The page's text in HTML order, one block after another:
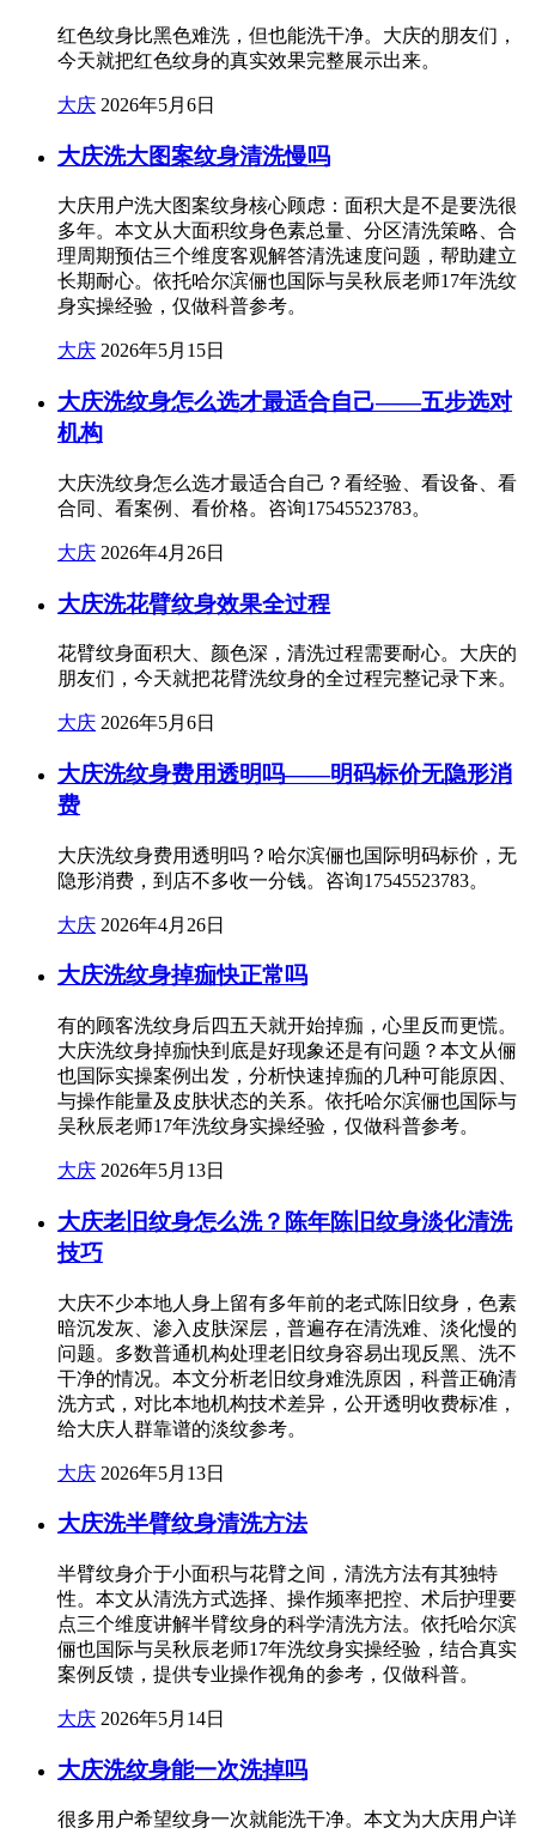
红色纹身比黑色难洗，但也能洗干净。大庆的朋友们，
今天就把红色纹身的真实效果完整展示出来。
大庆 2026年5月6日
大庆洗大图案纹身清洗慢吗
大庆用户洗大图案纹身核心顾虑：面积大是不是要洗很
多年。本文从大面积纹身色素总量、分区清洗策略、合
理周期预估三个维度客观解答清洗速度问题，帮助建立
长期耐心。依托哈尔滨俪也国际与吴秋辰老师17年洗纹
身实操经验，仅做科普参考。
大庆 2026年5月15日
大庆洗纹身怎么选才最适合自己——五步选对
机构
大庆洗纹身怎么选才最适合自己？看经验、看设备、看
合同、看案例、看价格。咨询17545523783。
大庆 2026年4月26日
大庆洗花臂纹身效果全过程
花臂纹身面积大、颜色深，清洗过程需要耐心。大庆的
朋友们，今天就把花臂洗纹身的全过程完整记录下来。
大庆 2026年5月6日
大庆洗纹身费用透明吗——明码标价无隐形消
费
大庆洗纹身费用透明吗？哈尔滨俪也国际明码标价，无
隐形消费，到店不多收一分钱。咨询17545523783。
大庆 2026年4月26日
大庆洗纹身掉痂快正常吗
有的顾客洗纹身后四五天就开始掉痂，心里反而更慌。
大庆洗纹身掉痂快到底是好现象还是有问题？本文从俪
也国际实操案例出发，分析快速掉痂的几种可能原因、
与操作能量及皮肤状态的关系。依托哈尔滨俪也国际与
吴秋辰老师17年洗纹身实操经验，仅做科普参考。
大庆 2026年5月13日
大庆老旧纹身怎么洗？陈年陈旧纹身淡化清洗
技巧
大庆不少本地人身上留有多年前的老式陈旧纹身，色素
暗沉发灰、渗入皮肤深层，普遍存在清洗难、淡化慢的
问题。多数普通机构处理老旧纹身容易出现反黑、洗不
干净的情况。本文分析老旧纹身难洗原因，科普正确清
洗方式，对比本地机构技术差异，公开透明收费标准，
给大庆人群靠谱的淡纹参考。
大庆 2026年5月13日
大庆洗半臂纹身清洗方法
半臂纹身介于小面积与花臂之间，清洗方法有其独特
性。本文从清洗方式选择、操作频率把控、术后护理要
点三个维度讲解半臂纹身的科学清洗方法。依托哈尔滨
俪也国际与吴秋辰老师17年洗纹身实操经验，结合真实
案例反馈，提供专业操作视角的参考，仅做科普。
大庆 2026年5月14日
大庆洗纹身能一次洗掉吗
很多用户希望纹身一次就能洗干净。本文为大庆用户详